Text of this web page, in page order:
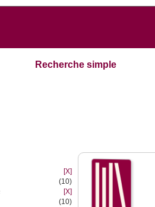
Recherche simple
[X]
(10)
[X]
(10)